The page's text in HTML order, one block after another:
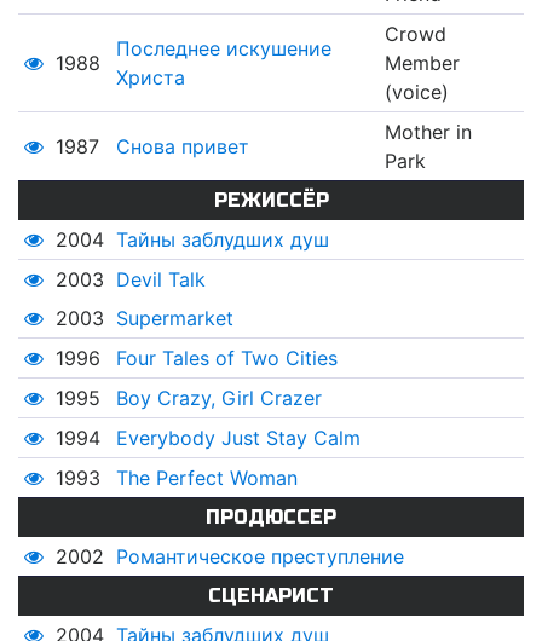
1988
Последнее искушение
Христа
Crowd
Member
(voice)
1987 Снова привет
Mother in
Park
РЕЖИССЁР
2004 Тайны заблудших душ
2003 Devil Talk
2003 Supermarket
1996
Four Tales of Two Cities
1995
Boy Crazy, Girl Crazer
1994
Everybody Just Stay Calm
1993
The Perfect Woman
ПРОДЮССЕР
2002 Романтическое преступление
СЦЕНАРИСТ
2004 Тайны заблудших душ